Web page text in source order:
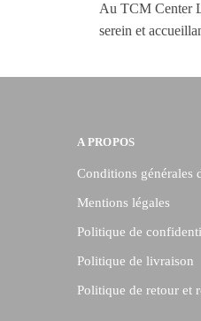
Au TCM Center
serein et
A PROPOS
Conditions générales
Mentions légales
Politique de
Politique de livraison
Politique de retour et